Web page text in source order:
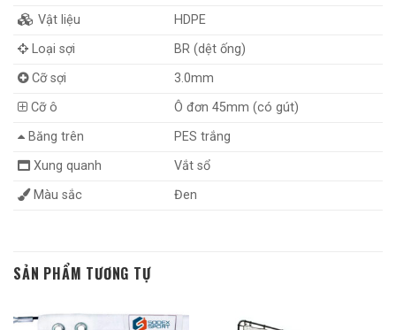
Vật liệu
HDPE
Loại sợi
BR (dệt ống)
Cỡ sợi
3.0mm
Cỡ ô
Ô đơn 45mm (có gút)
Băng trên
PES trắng
Xung quanh
Vắt sổ
Màu sắc
Đen
SẢN PHẨM TƯƠNG TỰ